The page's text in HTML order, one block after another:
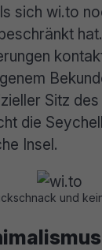
sich wi.to
Sitz
die
Insel.
und